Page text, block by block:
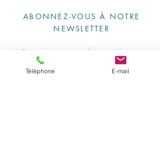
ABONNEZ-VOUS À NOTRE
NEWSLETTER
Téléphone E-mail